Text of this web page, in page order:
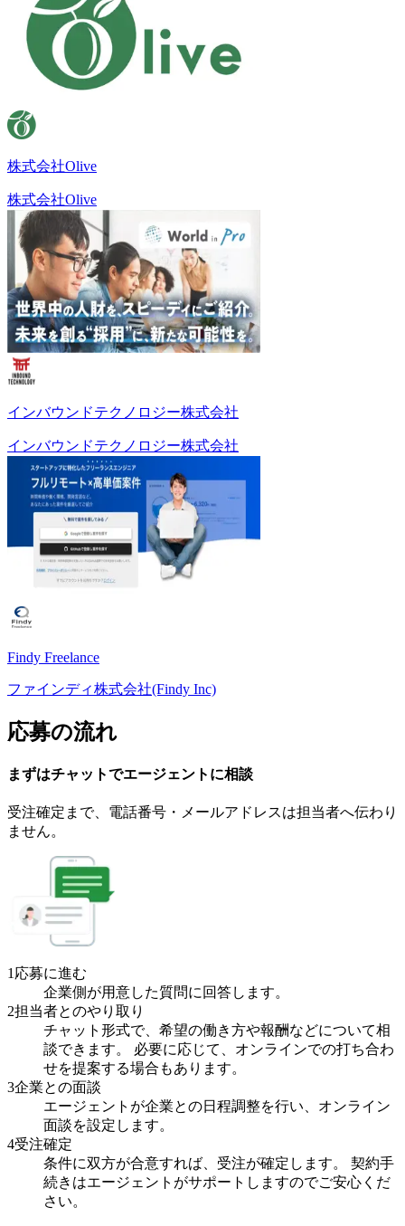
株式会社Olive
株式会社Olive
インバウンドテクノロジー株式会社
インバウンドテクノロジー株式会社
Findy Freelance
ファインディ株式会社(Findy Inc)
応募の流れ
まずはチャットでエージェント に相談
受注確定まで、 電話番号・メールアドレスは担当者へ伝わり
ません。
1応募に進む
企業側が用意した質問に回答します。
2担当者とのやり取り
チャット形式で、希望の働き方や報酬などについて相
談できます。 必要に応じて、オンラインでの打ち合わ
せを提案する場合もあります。
3企業との面談
エージェントが企業との日程調整を行い、オンライン
面談を設定します。
4受注確定
条件に双方が合意すれば、受注が確定します。 契約手
続きはエージェントがサポートしますのでご安心くだ
さい。